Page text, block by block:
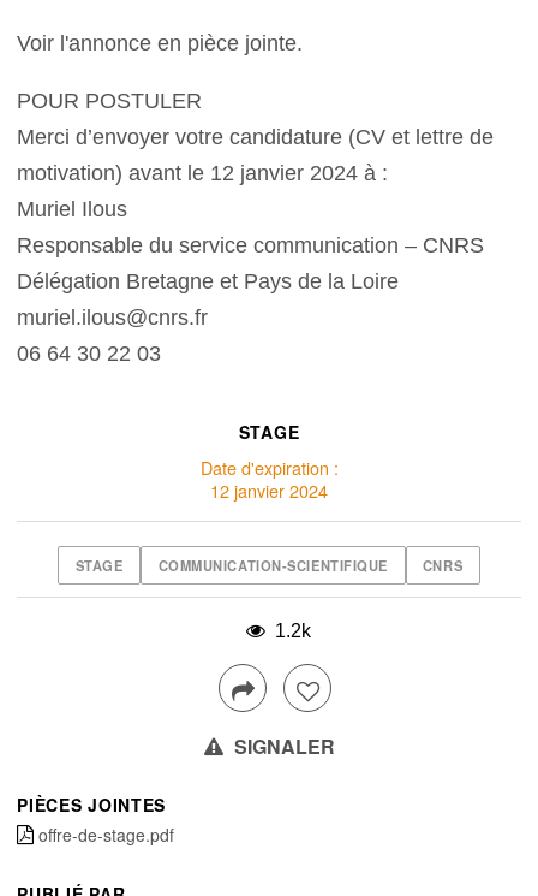
Voir l'annonce en pièce jointe.
POUR POSTULER
Merci d’envoyer votre candidature (CV et lettre de
motivation) avant le 12 janvier 2024 à :
Muriel Ilous
Responsable du service communication – CNRS
Délégation Bretagne et Pays de la Loire
muriel.ilous@cnrs.fr
06 64 30 22 03
STAGE
Date d'expiration :
12 janvier 2024
STAGE COMMUNICATION-SCIENTIFIQUE CNRS
1.2k
SIGNALER
PIÈCES JOINTES
offre-de-stage.pdf